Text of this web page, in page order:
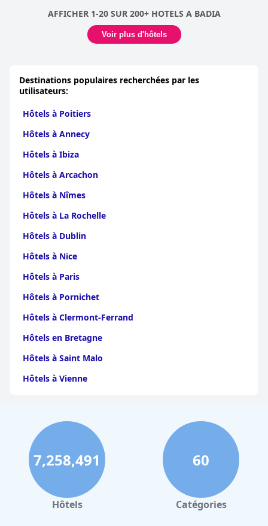
AFFICHER 1-20 SUR 200+ HOTELS A BADIA
Voir plus d'hôtels
Destinations populaires recherchées par les
utilisateurs:
Hôtels à Poitiers
Hôtels à Annecy
Hôtels à Ibiza
Hôtels à Arcachon
Hôtels à Nîmes
Hôtels à La Rochelle
Hôtels à Dublin
Hôtels à Nice
Hôtels à Paris
Hôtels à Pornichet
Hôtels à Clermont-Ferrand
Hôtels en Bretagne
Hôtels à Saint Malo
Hôtels à Vienne
Hôtels à Perpignan
Hôtels au Grand-Bornand
Hôtels à Strasbourg
Hôtels à Valence
Hôtels à Gerardmer
7,258,491
Hôtels
60
Catégories